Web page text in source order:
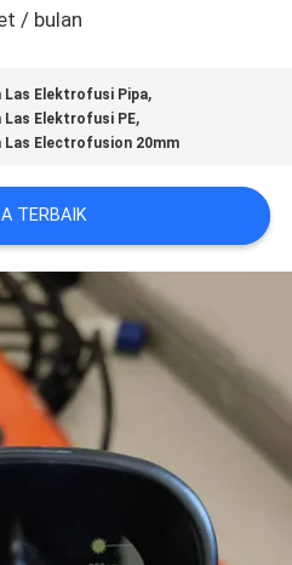
/ bulan
Las Elektrofusi Pipa,
Las Elektrofusi PE,
Las Electrofusion 20mm
TERBAIK